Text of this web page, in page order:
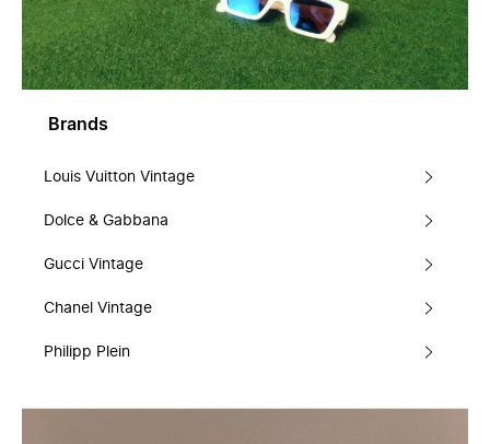
Brands
Louis Vuitton Vintage
Dolce & Gabbana
Gucci Vintage
Chanel Vintage
Philipp Plein